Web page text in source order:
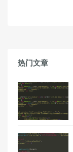
热门文章